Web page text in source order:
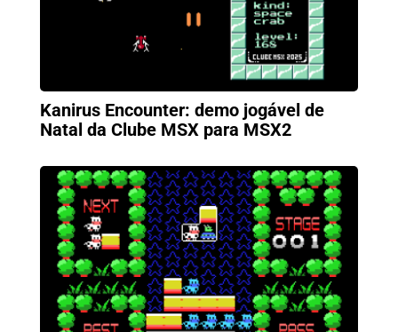
Kanirus Encounter: demo jogável de
Natal da Clube MSX para MSX2